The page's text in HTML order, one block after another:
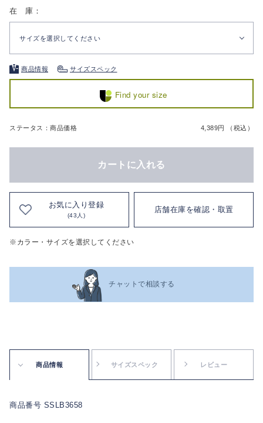
在 庫：
サイズを選択してください
商品情報 サイズスペック
Find your size
ステータス：商品価格 4,389円 （税込）
カートに入れる
お気に入り登録
(43人)
店舗在庫を確認・取置
※カラー・サイズを選択してください
チャットで相談する
商品情報 サイズスペック レビュー
商品番号 SSLB3658